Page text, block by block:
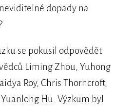
dopady na
se pokusil odpovědět
Liming Zhou, Yuhong
Roy, Chris Thorncroft,
Yuanlong Hu. Výzkum byl